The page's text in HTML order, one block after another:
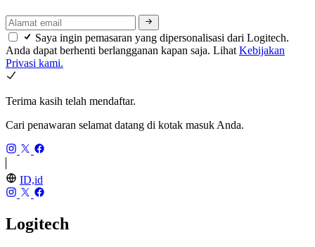
Saya ingin pemasaran yang dipersonalisasi dari Logitech.
Anda dapat berhenti berlangganan kapan saja. LihatKebijakan
Privasi kami.
Terima kasih telah mendaftar.
Cari penawaran selamat datang di kotak masuk Anda.
ID,id
Logitech